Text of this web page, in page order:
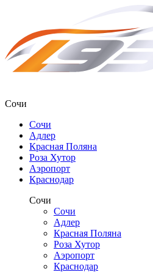
Сочи
Сочи
Адлер
Красная Поляна
Роза Хутор
Аэропорт
Краснодар
Сочи
Сочи
Адлер
Красная Поляна
Роза Хутор
Аэропорт
Краснодар